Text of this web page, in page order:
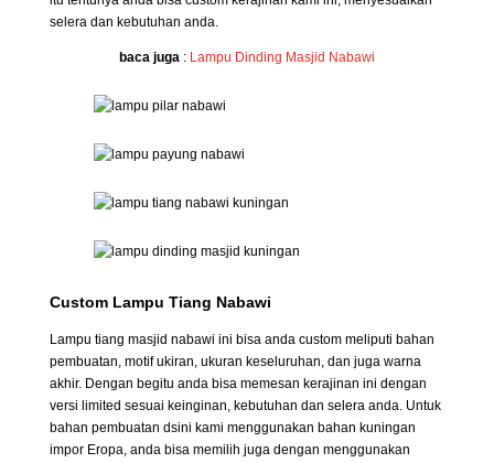
selera dan kebutuhan anda.
baca juga: Lampu Dinding Masjid Nabawi
Custom Lampu Tiang Nabawi
Lampu tiang masjid nabawi ini bisa anda custom meliputi bahan
pembuatan, motif ukiran, ukuran keseluruhan, dan juga warna
akhir. Dengan begitu anda bisa memesan kerajinan ini dengan
versi limited sesuai keinginan, kebutuhan dan selera anda. Untuk
bahan pembuatan dsini kami menggunakan bahan kuningan
impor Eropa, anda bisa memilih juga dengan menggunakan